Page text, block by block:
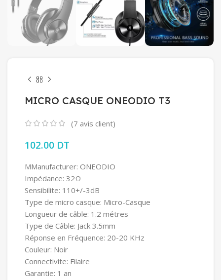
MICRO CASQUE ONEODIO T3
(7 avis client)
102.00 DT
MManufacturer: ONEODIO
Impédance: 32Ω
Sensibilite: 110+/-3dB
Type de micro casque: Micro-Casque
Longueur de câble: 1.2 métres
Type de Câble: Jack 3.5mm
Réponse en Fréquence: 20-20 KHz
Couleur: Noir
Connectivite: Filaire
Garantie: 1 an